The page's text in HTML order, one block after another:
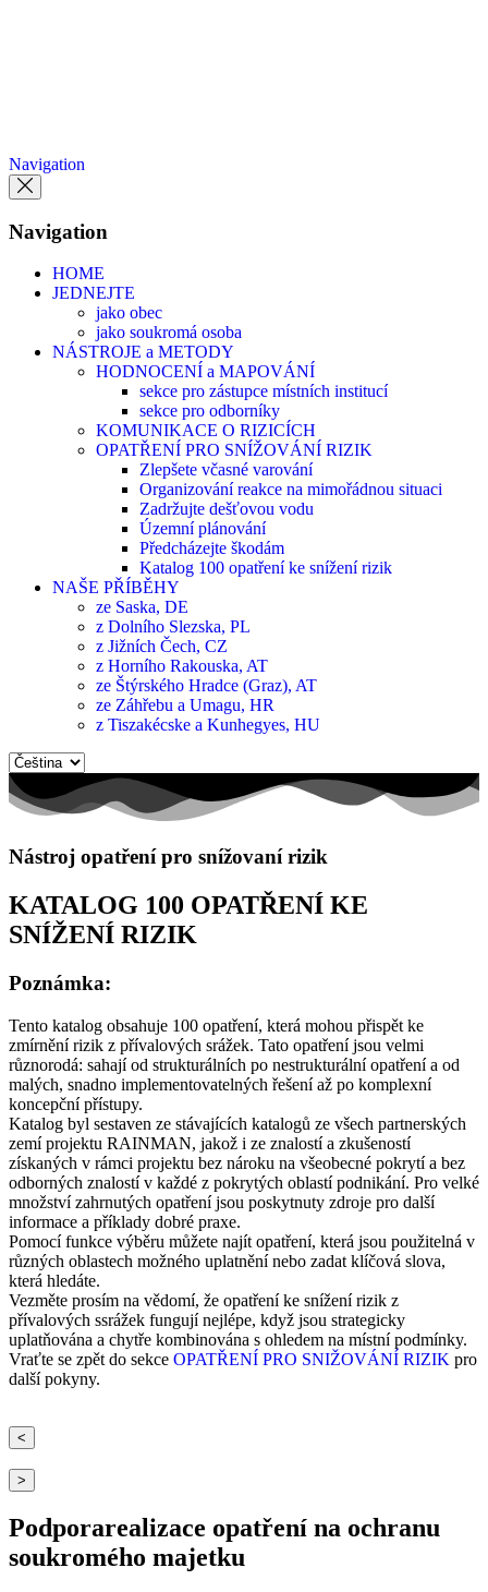
Navigation
Navigation
HOME
JEDNEJTE
jako obec
jako soukromá osoba
NÁSTROJE a METODY
HODNOCENÍ a MAPOVÁNÍ
sekce pro zástupce místních institucí
sekce pro odborníky
KOMUNIKACE O RIZICÍCH
OPATŘENÍ PRO SNÍŽOVÁNÍ RIZIK
Zlepšete včasné varování
Organizování reakce na mimořádnou situaci
Zadržujte dešťovou vodu
Územní plánování
Předcházejte škodám
Katalog 100 opatření ke snížení rizik
NAŠE PŘÍBĚHY
ze Saska, DE
z Dolního Slezska, PL
z Jižních Čech, CZ
z Horního Rakouska, AT
ze Štýrského Hradce (Graz), AT
ze Záhřebu a Umagu, HR
z Tiszakécske a Kunhegyes, HU
Zvolte
jazyk
Nástroj opatření pro snížovaní rizik
KATALOG 100 OPATŘENÍ KE
SNÍŽENÍ RIZIK
Poznámka:
Tento katalog obsahuje 100 opatření, která mohou přispět ke
zmírnění rizik z přívalových srážek. Tato opatření jsou velmi
různorodá: sahají od strukturálních po nestrukturální opatření a od
malých, snadno implementovatelných řešení až po komplexní
koncepční přístupy.
Katalog byl sestaven ze stávajících katalogů ze všech partnerských
zemí projektu RAINMAN, jakož i ze znalostí a zkušeností
získaných v rámci projektu bez nároku na všeobecné pokrytí a bez
odborných znalostí v každé z pokrytých oblastí podnikání. Pro velké
množství zahrnutých opatření jsou poskytnuty zdroje pro další
informace a příklady dobré praxe.
Pomocí funkce výběru můžete najít opatření, která jsou použitelná v
různých oblastech možného uplatnění nebo zadat klíčová slova,
která hledáte.
Vezměte prosím na vědomí, že opatření ke snížení rizik z
přívalových ssrážek fungují nejlépe, když jsou strategicky
uplatňována a chytře kombinována s ohledem na místní podmínky.
Vraťte se zpět do sekce OPATŘENÍ PRO SNIŽOVÁNÍ RIZIK pro
další pokyny.
<
>
Podporarealizace opatření na ochranu
soukromého majetku